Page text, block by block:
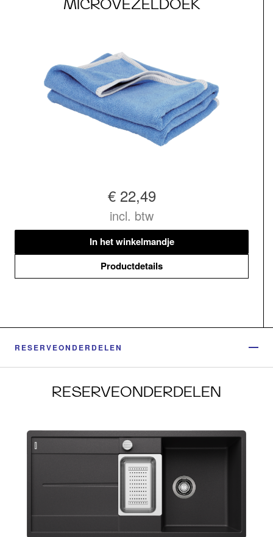
MICROVEZELDOEK
€ 22,49
incl. btw
In het winkelmandje
Productdetails
RESERVEONDERDELEN
RESERVEONDERDELEN